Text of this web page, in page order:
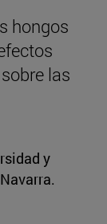
hongos
las
y